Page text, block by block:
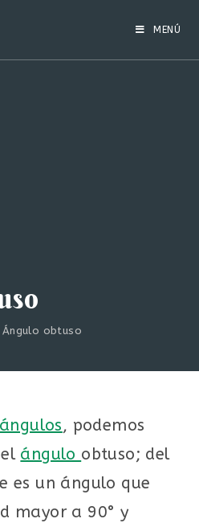
MENÚ
Ángulo obtuso
, podemos
ángulo obtuso; del
es un ángulo que
mayor a 90° y